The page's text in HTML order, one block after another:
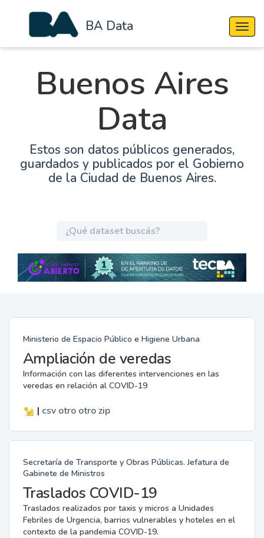
BA Data
Buenos Aires
Data
Estos son datos públicos generados,
guardados y publicados por el Gobierno
de la Ciudad de Buenos Aires.
Ministerio de Espacio Público e Higiene Urbana
Ampliación de veredas
Información con las diferentes intervenciones en las
veredas en relación al COVID-19
| csv otro otro zip
Secretaría de Transporte y Obras Públicas. Jefatura de
Gabinete de Ministros
Traslados COVID-19
Traslados realizados por taxis y micros a Unidades
Febriles de Urgencia, barrios vulnerables y hoteles en el
contexto de la pandemia COVID-19.